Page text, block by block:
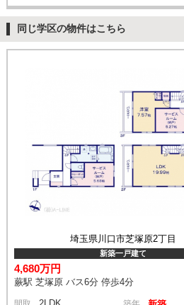
同じ学区の物件はこちら
埼玉県川口市芝塚原2丁目
新築一戸建て
4,680万円
蕨駅 芝塚原 バス6分 停歩4分